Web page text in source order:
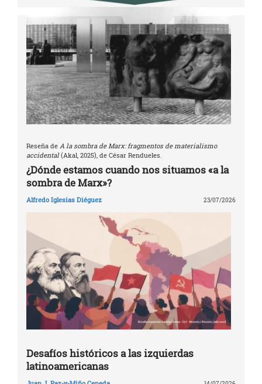
Reseña de A la sombra de Marx: fragmentos de materialismo
accidental(Akal, 2025), de César Rendueles.
¿Dónde estamos cuando nos situamos «a la
sombra de Marx»?
Alfredo Iglesias Diéguez 23/07/2026
Desafíos históricos a las izquierdas
latinoamericanas